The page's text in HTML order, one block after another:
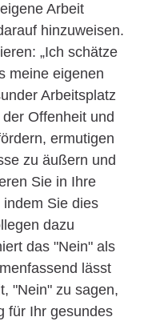
Arbeit
hinzuweisen.
„Ich schätze
meine eigenen
Arbeitsplatz
Offenheit und
ermutigen
zu äußern und
Sie in Ihre
Sie dies
dazu
das "Nein" als
lässt
"Nein" zu sagen,
für Ihr gesundes